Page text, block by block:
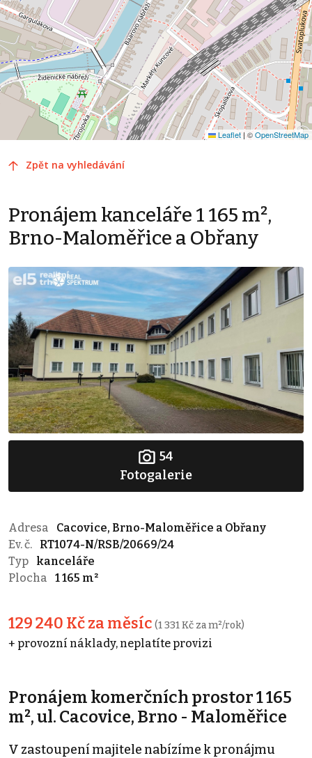
Leaflet|©OpenStreetMap
Zpět na vyhledávání
Pronájem kanceláře 1 165 m²,
Brno-Maloměřice a Obřany
54
Fotogalerie
Adresa
Cacovice, Brno-Maloměřice a Obřany
Ev. č.
RT1074-N/RSB/20669/24
Typ
kanceláře
Plocha
1 165 m²
129 240 Kč za měsíc (1 331 Kč za m²/rok)
+ provozní náklady, neplatíte provizi
Pronájem komerčních prostor 1 165
m², ul. Cacovice, Brno - Maloměřice
V zastoupení majitele nabízíme k pronájmu